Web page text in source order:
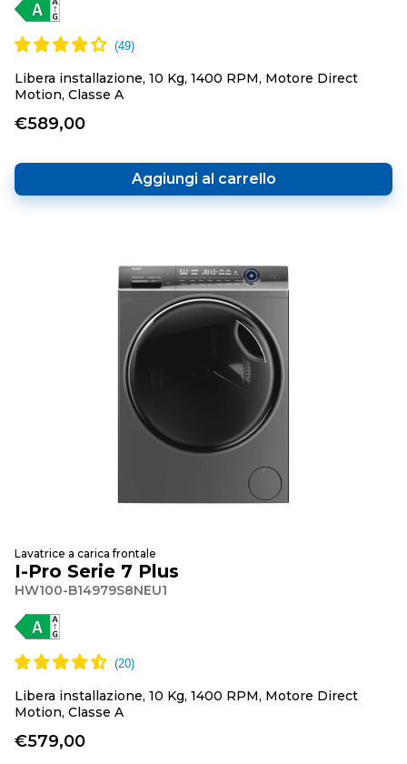
Libera installazione, 10 Kg, 1400 RPM, Motore Direct
Motion, Classe A
€589,00
Aggiungi al carrello
Lavatrice a carica frontale
I-Pro Serie 7 Plus
HW100-B14979S8NEU1
Libera installazione, 10 Kg, 1400 RPM, Motore Direct
Motion, Classe A
€579,00